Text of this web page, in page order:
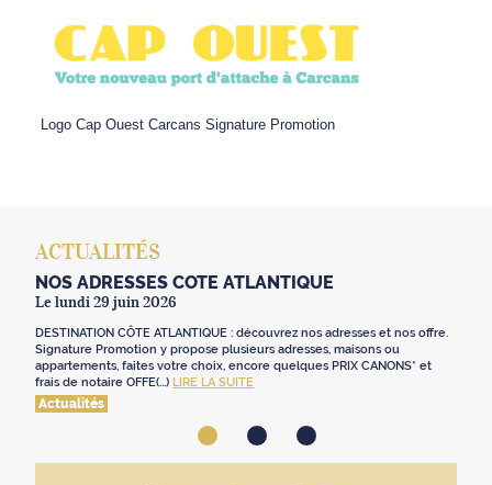
Logo Cap Ouest Carcans Signature Promotion
ACTUALITÉS
NOS ADRESSES CÔTE ATLANTIQUE
Le lundi 29 juin 2026
DESTINATION CÔTE ATLANTIQUE : découvrez nos adresses et nos offre.
Signature Promotion y propose plusieurs adresses, maisons ou
appartements, faites votre choix, encore quelques PRIX CANONS* et
frais de notaire OFFE(...) LIRE LA SUITE
Actualités